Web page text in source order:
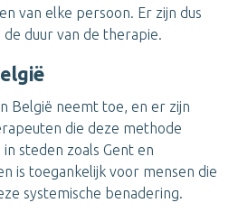
van elke persoon. Er zijn dus
duur van de therapie.
België neemt toe, en er zijn
die deze methode
steden zoals Gent en
is toegankelijk voor mensen die
systemische benadering.